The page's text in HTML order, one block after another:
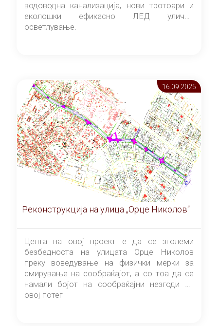
водоводна канализација, нови тротоари и
еколошки ефикасно ЛЕД улично
осветлување.
16.09 2025
Реконструкција на улица „Орце Николов“
Целта на овој проект е да се зголеми
безбедноста на улицата Орце Николов
преку воведување на физички мерки за
смирување на сообраќајот, а со тоа да се
намали бојот на сообраќајни незгоди на
овој потег